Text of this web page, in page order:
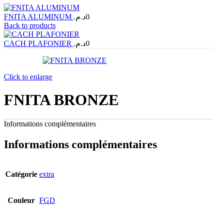
FNITA ALUMINUM 0د.م.
Back to products
CACH PLAFONIER 0د.م.
Click to enlarge
FNITA BRONZE
Informations complémentaires
Informations complémentaires
Catégorie extra
Couleur FGD